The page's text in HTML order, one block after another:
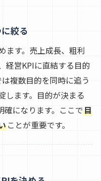
絞る
ます。売上成長、粗利
経営KPIに直結する目的
複数目的を同時に追う
します。目的が決まる
確になります。ここで目
ことが重要です。